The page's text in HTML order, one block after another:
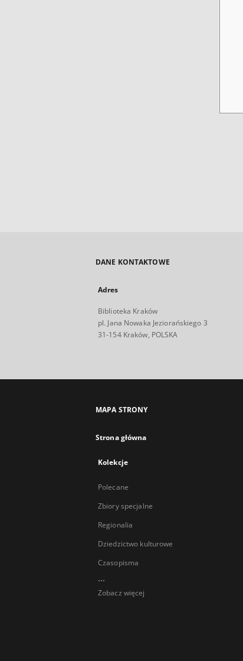
DANE KONTAKTOWE
Adres
Biblioteka Kraków
pl. Jana Nowaka Jeziorańskiego 3
31-154 Kraków, POLSKA
MAPA STRONY
Strona główna
Kolekcje
Polecane
Zbiory specjalne
Regionalia
Dziedzictwo kulturowe
Czasopisma
...
Zobacz więcej